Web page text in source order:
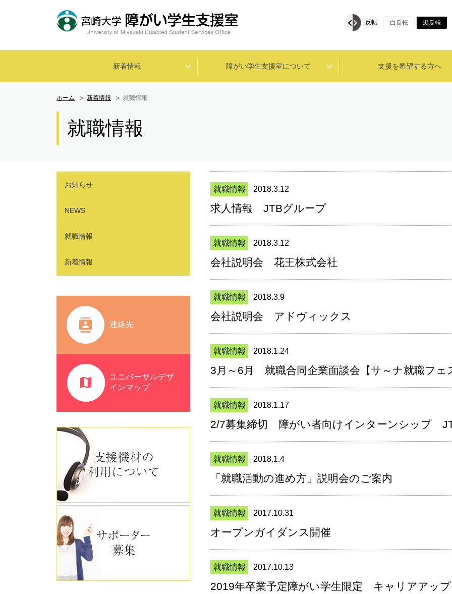
反転 白反転 黒反転
新着情報 障がい学生支援室について 支援を希望する方へ
ホーム 新着情報 就職情報
就職情報
就職情報 2018.3.12
求人情報 JTBグループ
就職情報 2018.3.12
会社説明会 花王株式会社
就職情報 2018.3.9
会社説明会 アドヴィックス
就職情報 2018.1.24
3月～6月 就職合同企業面談会【サ～ナ就職フェ
就職情報 2018.1.17
2/7募集締切 障がい者向けインターンシップ
就職情報 2018.1.4
「就職活動の進め方」説明会のご案内
就職情報 2017.10.31
オープンガイダンス開催
就職情報 2017.10.13
2019年卒業予定障がい学生限定 キャリアアッ
お知らせ
NEWS
就職情報
新着情報
連絡先
ユニバーサルデザ
インマップ